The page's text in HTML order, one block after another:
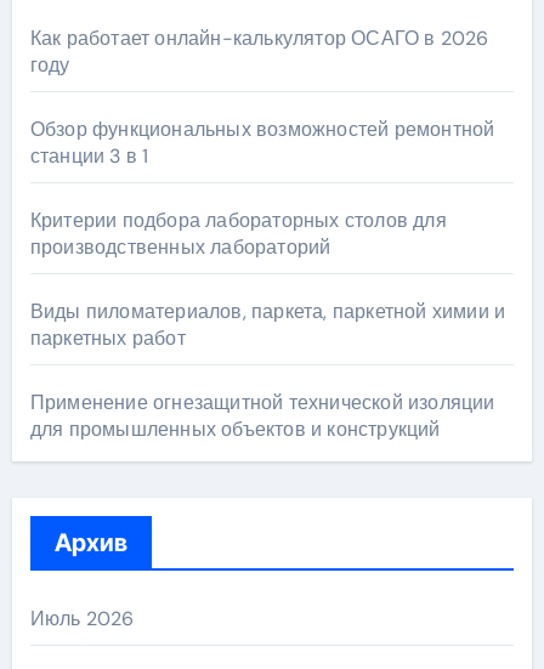
Как работает онлайн-калькулятор ОСАГО в 2026
году
Обзор функциональных возможностей ремонтной
станции 3 в 1
Критерии подбора лабораторных столов для
производственных лабораторий
Виды пиломатериалов, паркета, паркетной химии и
паркетных работ
Применение огнезащитной технической изоляции
для промышленных объектов и конструкций
Архив
Июль 2026